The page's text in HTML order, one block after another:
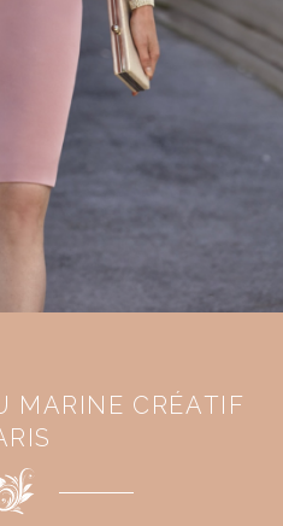
MARINE CRÉATIF